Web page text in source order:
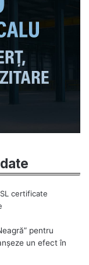
certificate
pentru
un efect în